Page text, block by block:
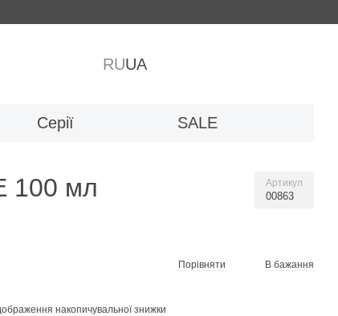
RUUA
Серії SALE
100 мл Артикул
00863
Порівняти В бажання
накопичувальної знижки